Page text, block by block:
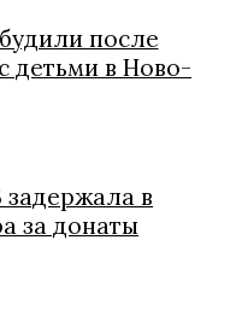
после
детьми в Ново-
в
за донаты